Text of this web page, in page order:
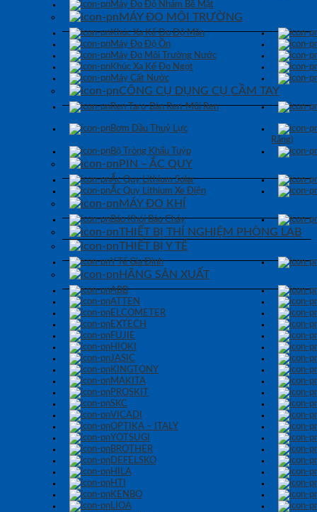
Máy Đo Độ Nhám Bề Mặt
MÁY ĐO MÔI TRƯỜNG
Khúc Xạ Kế Đo Độ Mặn
Máy Đo Độ Ồn
Máy Đo Môi Trường Nước
Khúc Xạ Kế Đo Ngọt
Máy Cất Nước
CÔNG CỤ DỤNG CỤ CẦM TAY
Ren Taro-Bàn Ren-Mũi Ren
Bơm Dầu Thuỷ Lực
Răng)
Bộ Tròng Khẩu Tuýp
PIN – ẮC QUY
Ắc Quy Lithium Solar
Ắc Quy Lithium Xe Điện
MÁY ĐO KHÍ
Báo Khói Báo Cháy
THIẾT BỊ THÍ NGHIỆM PHÒNG LAB
THIẾT BỊ Y TẾ
Y Tế Gia Đình
HÃNG SẢN XUẤT
ABB
ATTEN
ELCOMETER
EXTECH
FUJIE
HIOKI
JASIC
KINGTONY
MAKITA
PROSKIT
SKC
VICADI
OPTIKA – ITALY
YOTSUGI
BROTHER
DEFELSKO
HILA
HTI
KENBO
LIOA